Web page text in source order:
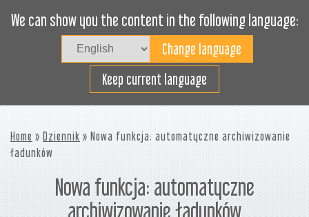
We can show you the content in the following language:
Keep current language
Załaduj sprawnie
Home » Dziennik » Nowa funkcja: automatyczne archiwizowanie
ładunków
Nowa funkcja: automatyczne
archiwizowanie ładunków